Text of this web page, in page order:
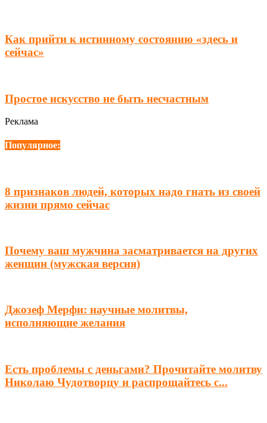
Как прийти к истинному состоянию «здесь и
сейчас»
Простое искусство не быть несчастным
Реклама
Популярное:
8 признаков людей, которых надо гнать из своей
жизни прямо сейчас
Почему ваш мужчина засматривается на других
женщин (мужская версия)
Джозеф Мерфи: научные молитвы,
исполняющие желания
Есть проблемы с деньгами? Прочитайте молитву
Николаю Чудотворцу и распрощайтесь с...